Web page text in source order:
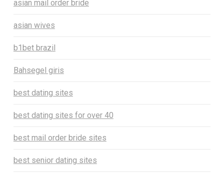
asian mail order bride
asian wives
b1bet brazil
Bahsegel giris
best dating sites
best dating sites for over 40
best mail order bride sites
best senior dating sites